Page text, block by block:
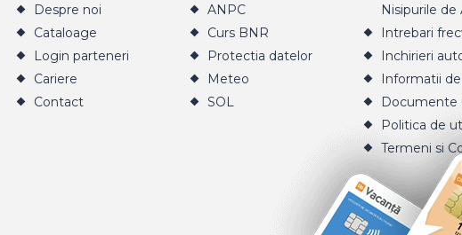
Despre noi
Cataloage
Login parteneri
Cariere
Contact
ANPC
Curs BNR
Protectia datelor
Meteo
SOL
Nisipurile de
Intrebari
Inchirieri
Informatii
Documente
Politica de
Termeni si